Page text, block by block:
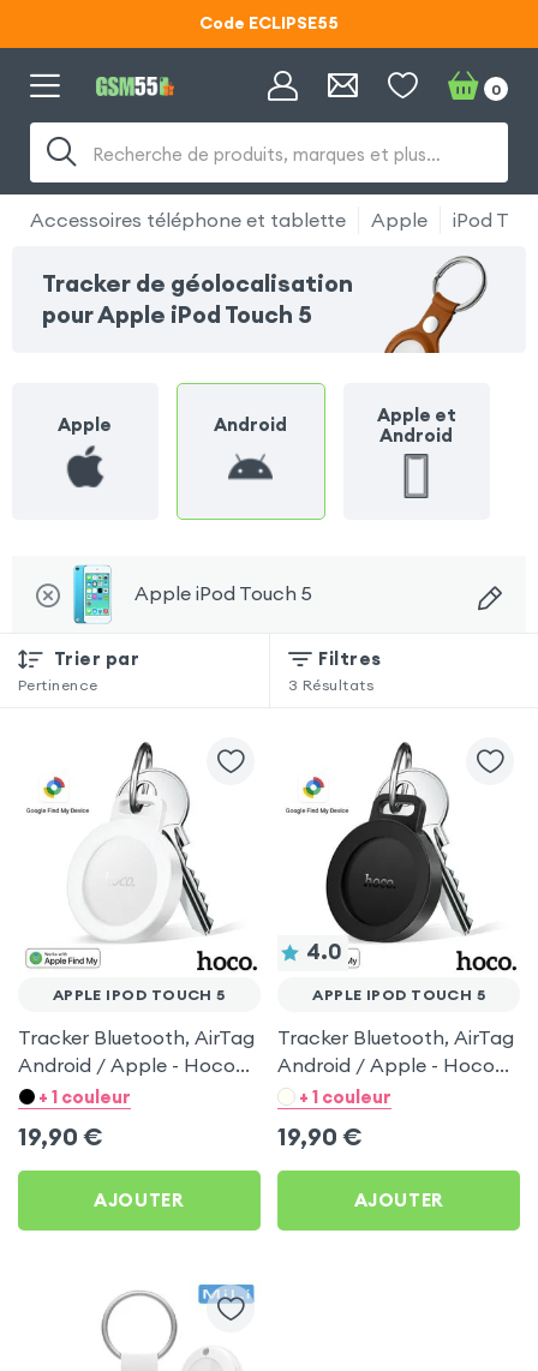
Code ECLIPSE55
Lunettes d'éclipse OFFERTES
Recherche de produits, marques et plus…
0
Accessoires téléphone et tablette Apple iPod
Tracker de géolocalisation
pour Apple iPod Touch 5
Apple Android
Apple et
Android
Apple iPod Touch 5
Trier par
Pertinence
Filtres
3 Résultats
APPLE IPOD TOUCH 5
Tracker Bluetooth, AirTag
Android / Apple - Hoco
Blanc pour Apple iPod
+ 1 couleur
19,90 €
AJOUTER
4.0
APPLE IPOD TOUCH 5
Tracker Bluetooth, AirTag
Android / Apple - Hoco
Noir pour Apple iPod
+ 1 couleur
19,90 €
AJOUTER